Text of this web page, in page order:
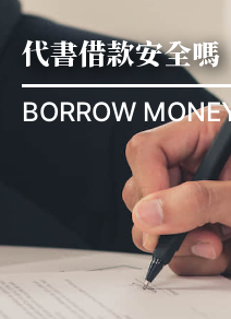
代書借款安全嗎
BORROW